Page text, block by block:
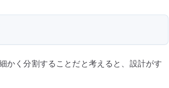
かく分割することだと考えると、設計がす